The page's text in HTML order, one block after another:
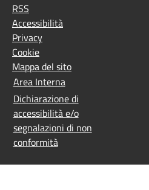
RSS
Accessibilità
Privacy
Cookie
Mappa del sito
Area Interna
Dichiarazione di
accessibilità e/o
segnalazioni di non
conformità